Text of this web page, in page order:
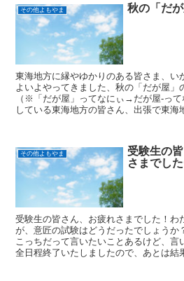
その他よもやま 秋の「だ
東海地方に縁やゆかりのある皆さま、い
よいよやってきました、秋の「だが屋」
（※「だが屋」ってなにぃ→だが屋-っ
している東海地方の皆さん、出張で東海
その他よもやま
受験生の
さまでし
受験生の皆さん、お疲れさまでした！わ
が、意匠の試験はどうだったでしょうか
こっちだって言いたいことあるけど、言
全日程終了いたしましたので、あとは結